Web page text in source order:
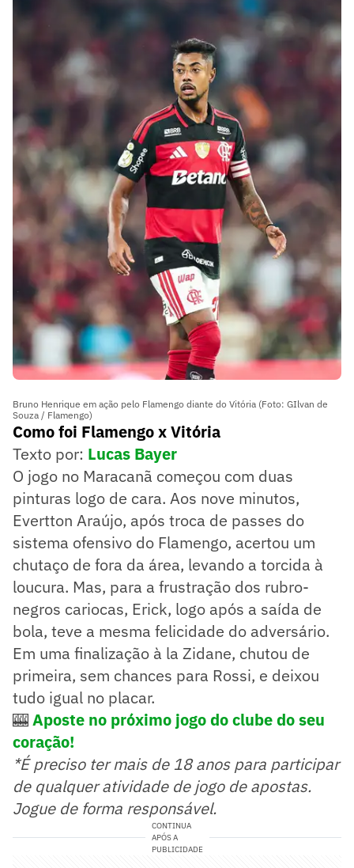
Bruno Henrique em ação pelo Flamengo diante do Vitória (Foto: GIlvan de
Souza / Flamengo)
Como foi Flamengo x Vitória
Texto por: Lucas Bayer
O jogo no Maracanã começou com duas
pinturas logo de cara. Aos nove minutos,
Evertton Araújo, após troca de passes do
sistema ofensivo do Flamengo, acertou um
chutaço de fora da área, levando a torcida à
loucura. Mas, para a frustração dos rubro-
negros cariocas, Erick, logo após a saída de
bola, teve a mesma felicidade do adversário.
Em uma finalização à la Zidane, chutou de
primeira, sem chances para Rossi, e deixou
tudo igual no placar.
🎰Aposte no próximo jogo do clube do seu
coração!
*É preciso ter mais de 18 anos para participar
de qualquer atividade de jogo de apostas.
Jogue de forma responsável.
CONTINUA
APÓS A
PUBLICIDADE